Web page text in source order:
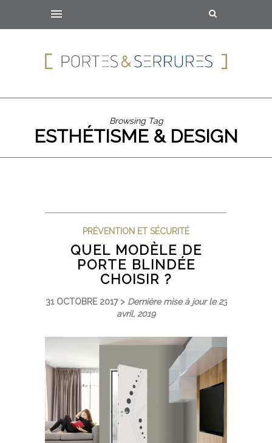
Browsing Tag
ESTHÉTISME & DESIGN
PRÉVENTION ET SÉCURITÉ
QUEL MODÈLE DE
PORTE BLINDÉE
CHOISIR ?
31 OCTOBRE 2017 > Dernière mise à jour le 23
avril, 2019